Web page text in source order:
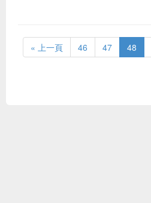
« 上一頁 46 47 48